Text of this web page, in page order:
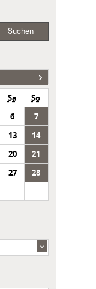
Suchen
Sa
So
6
7
13
14
20
21
27
28